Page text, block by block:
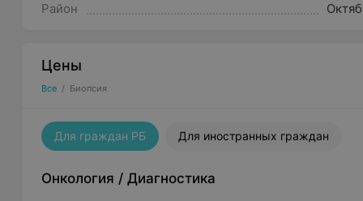
Район
Цены
Все / Биопсия
Для граждан РБ Для иностранных граждан
Онкология /Диагностика